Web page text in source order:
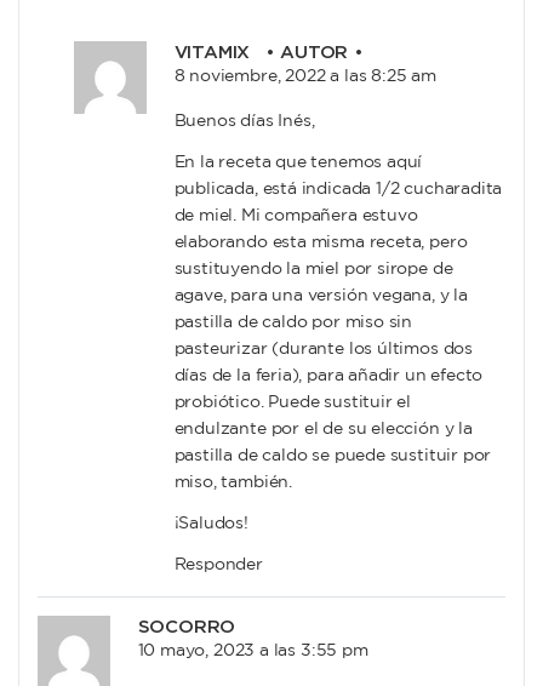
VITAMIX • AUTOR •
8 noviembre, 2022 a las 8:25 am
Buenos días Inés,
En la receta que tenemos aquí
publicada, está indicada 1/2 cucharadita
de miel. Mi compañera estuvo
elaborando esta misma receta, pero
sustituyendo la miel por sirope de
agave, para una versión vegana, y la
pastilla de caldo por miso sin
pasteurizar (durante los últimos dos
días de la feria), para añadir un efecto
probiótico. Puede sustituir el
endulzante por el de su elección y la
pastilla de caldo se puede sustituir por
miso, también.
¡Saludos!
Responder
SOCORRO
10 mayo, 2023 a las 3:55 pm